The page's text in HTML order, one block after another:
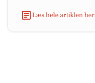
Læs hele artiklen her